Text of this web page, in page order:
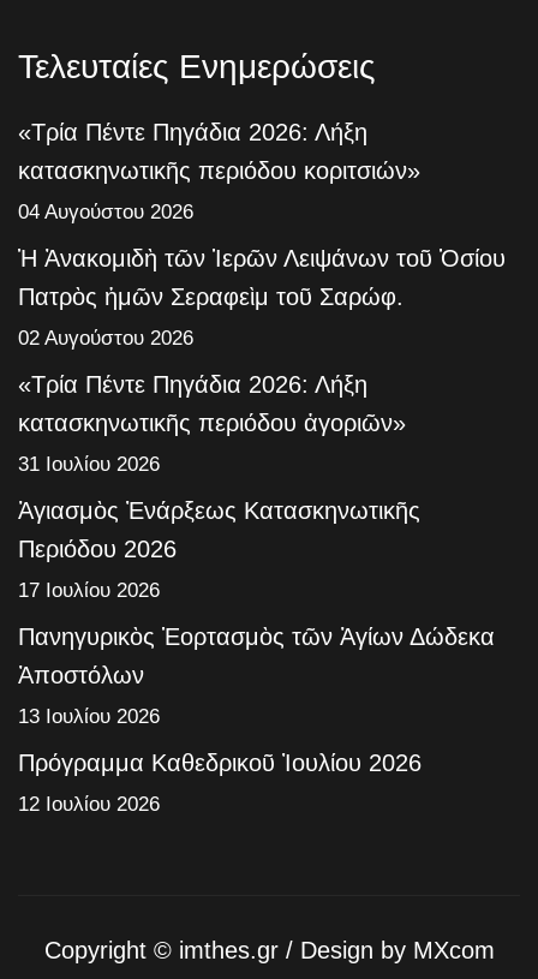
Τελευταίες Ενημερώσεις
«Τρία Πέντε Πηγάδια 2026: Λήξη
κατασκηνωτικῆς περιόδου κοριτσιών»
04 Αυγούστου 2026
Ἡ Ἀνακομιδὴ τῶν Ἱερῶν Λειψάνων τοῦ Ὁσίου
Πατρὸς ἡμῶν Σεραφεὶμ τοῦ Σαρώφ.
02 Αυγούστου 2026
«Τρία Πέντε Πηγάδια 2026: Λήξη
κατασκηνωτικῆς περιόδου ἀγοριῶν»
31 Ιουλίου 2026
Ἁγιασμὸς Ἐνάρξεως Κατασκηνωτικῆς
Περιόδου 2026
17 Ιουλίου 2026
Πανηγυρικὸς Ἑορτασμὸς τῶν Ἁγίων Δώδεκα
Ἀποστόλων
13 Ιουλίου 2026
Πρόγραμμα Καθεδρικοῦ Ἰουλίου 2026
12 Ιουλίου 2026
Copyright © imthes.gr/ Design by MXcom